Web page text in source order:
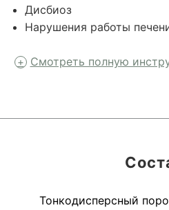
Дисбиоз
Нарушения работы
Смотреть полную
Тонкодисперсный